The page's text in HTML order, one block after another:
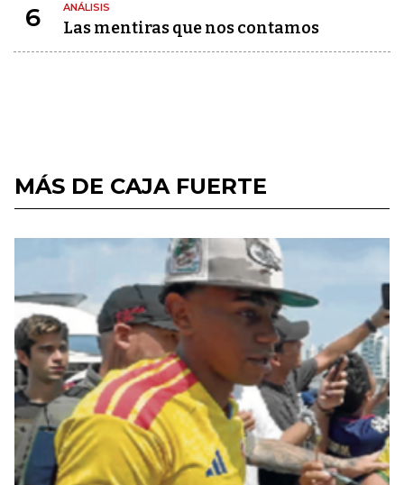
6 ANÁLISIS
Las mentiras que nos contamos
MÁS DE CAJA FUERTE